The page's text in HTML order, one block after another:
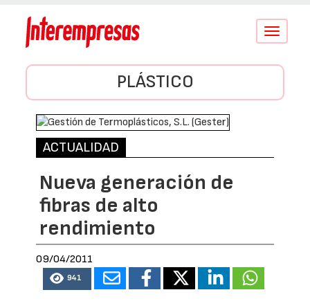
Conmutar
PLÁSTICO
ACTUALIDAD
Nueva generación de
fibras de alto
rendimiento
09/04/2011
941